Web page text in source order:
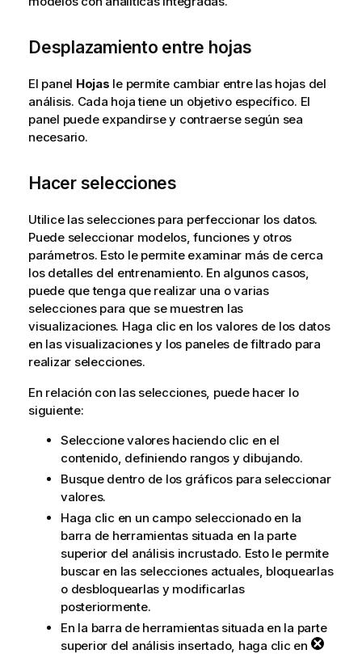
Desplazamiento entre hojas
El panel Hojas le permite cambiar entre las hojas del
análisis. Cada hoja tiene un objetivo específico. El
panel puede expandirse y contraerse según sea
necesario.
Hacer selecciones
Utilice las seleccionespara perfeccionar los datos.
Puede seleccionar modelos, funciones y otros
parámetros. Esto le permite examinar más de cerca
los detalles del entrenamiento. En algunos casos,
puede que tenga que realizar una o varias
selecciones para que se muestren las
visualizaciones. Haga clic en los valores de los datos
en las visualizaciones y los paneles de filtrado para
realizar selecciones.
En relación con las selecciones, puede hacer lo
siguiente:
Seleccione valores haciendo clic en el
contenido, definiendo rangos y dibujando.
Busque dentro de los gráficos para seleccionar
valores.
Haga clic en un campo seleccionado en la
barra de herramientas situada en la parte
superior del análisis incrustado. Esto le permite
buscar en las selecciones actuales, bloquearlas
o desbloquearlas y modificarlas
posteriormente.
En la barra de herramientas situada en la parte
superior del análisis insertado, haga clic en